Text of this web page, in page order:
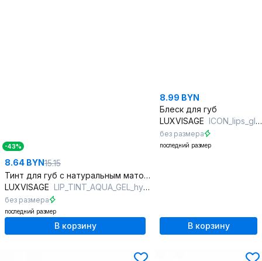
-43%
8.64 BYN15.15
Тинт для губ с натуральным матовым покрытием и стойкостью
LUXVISAGE LIP_TINT_AQUA_GEL_hyaluron_complex 03 рубиновый (deep ruby)
без размера
последний размер
В корзину
8.99 BYN
Блеск для губ
LUXVISAGE ICON_lips_glossy_volume тон 510 Rosewood
без размера
последний размер
В корзину